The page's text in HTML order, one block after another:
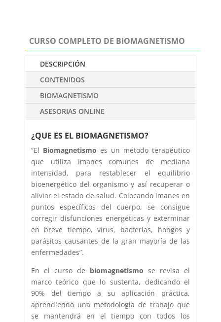
CURSO COMPLETO DE BIOMAGNETISMO
DESCRIPCIÓN
CONTENIDOS
BIOMAGNETISMO
ASESORIAS ONLINE
¿QUE ES EL BIOMAGNETISMO?
“El Biomagnetismo es un método terapéutico
que utiliza imanes comunes de mediana
intensidad, para restablecer el equilibrio
bioenergético del organismo y así recuperar o
aliviar el estado de salud. Colocando imanes en
puntos específicos del cuerpo, se consigue
corregir disfunciones energéticas y exterminar
en breve tiempo, virus, bacterias, hongos y
parásitos causantes de la gran mayoría de las
enfermedades”.
En el curso de biomagnetismo se revisa el
marco teórico que lo sustenta, dedicando el
90% del tiempo a su aplicación práctica,
aprendiendo una metodología de trabajo que
se mantendrá en el tiempo con todos los